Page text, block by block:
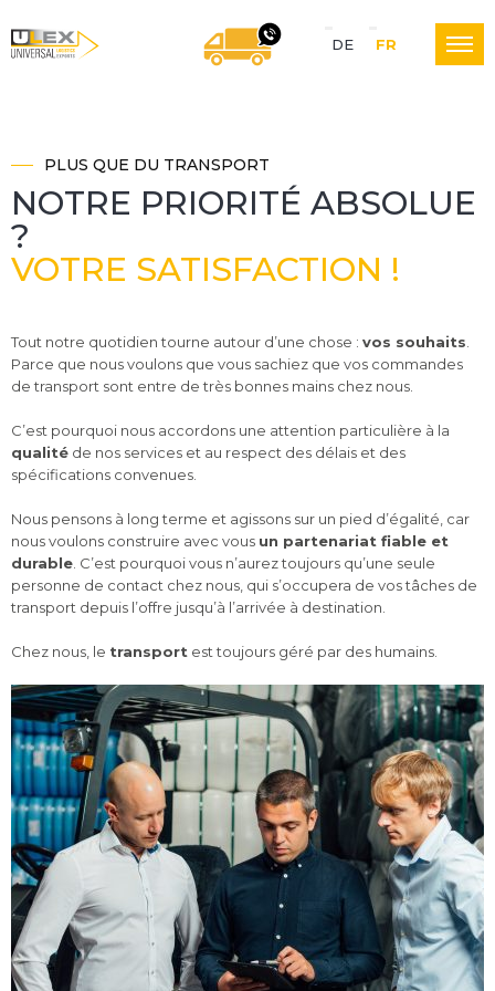
L
E
X
L
o
g
i
s
t
a
h
e
N
a
v
i
g
a
t
i
o
n
DE FR
PLUS QUE DU TRANSPORT
NOTRE PRIORITÉ ABSOLUE
?
VOTRE SATISFACTION !
Tout notre quotidien tourne autour d’une chose : vos souhaits
Parce que nous voulons que vous sachiez que vos commandes
de transport sont entre de très bonnes mains chez nous.
C’est pourquoi nous accordons une attention particulière à la
qualité de nos services et au respect des délais et des
spécifications convenues.
Nous pensons à long terme et agissons sur un pied d’égalité, car
nous voulons construire avec vous un partenariat fiable et
durable . C’est pourquoi vous n’aurez toujours qu’une seule
personne de contact chez nous, qui s’occupera de vos tâches de
transport depuis l’offre jusqu’à l’arrivée à destination.
Chez nous, le transport est toujours géré par des humains.